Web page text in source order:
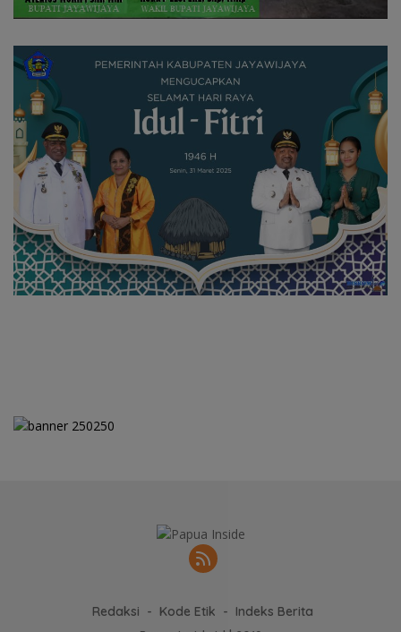
Redaksi Kode Etik
Indeks Berita